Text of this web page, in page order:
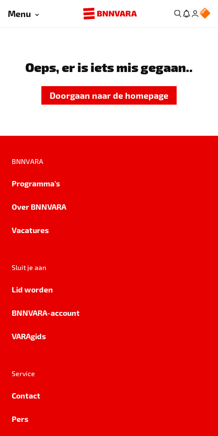
Menu
Oeps, er is iets mis gegaan..
Doorgaan naar de homepage
BNNVARA
Programma's
Over BNNVARA
Vacatures
Sluit je aan
Lid worden
BNNVARA-account
VARAgids
Service
Contact
Pers